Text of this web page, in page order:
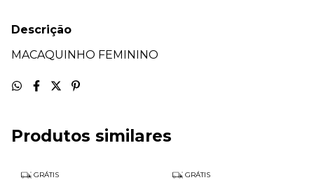
Descrição
MACAQUINHO FEMININO
Produtos similares
GRÁTIS GRÁTIS